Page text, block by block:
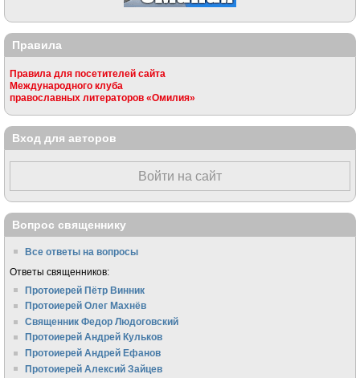
Правила
Правила для посетителей сайта
Международного клуба
православных литераторов «Омилия»
Вход для авторов
Войти на сайт
Вопрос священнику
Все ответы на вопросы
Ответы священников:
Протоиерей Пётр Винник
Протоиерей Олег Махнёв
Священник Федор Людоговский
Протоиерей Андрей Кульков
Протоиерей Андрей Ефанов
Протоиерей Алексий Зайцев